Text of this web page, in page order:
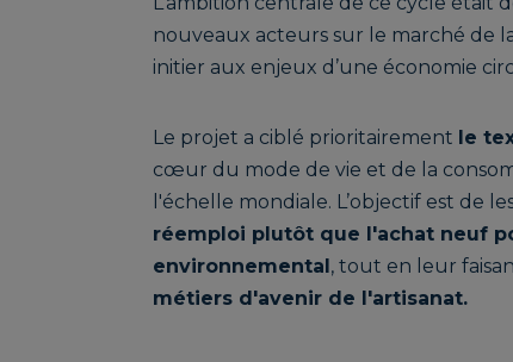
nouveaux acteurs sur le marché de
initier aux enjeux d’une économie
Le projet a ciblé prioritairement le
cœur du mode de vie et de la
l'échelle mondiale. L’objectif est de
réemploi plutôt que l'achat neuf
environnemental , tout en leur
métiers d'avenir de l'artisanat.